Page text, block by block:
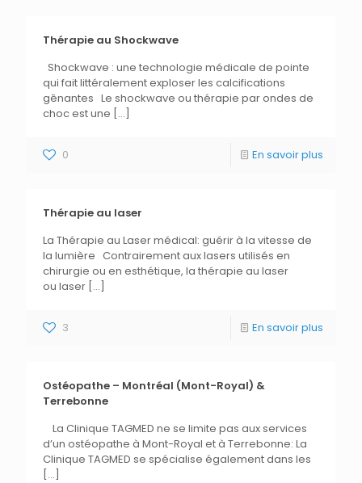
Thérapie au Shockwave
Shockwave : une technologie médicale de pointe
qui fait littéralement exploser les calcifications
gênantes Le shockwave ou thérapie par ondes de
choc est une […]
0 En savoir plus
Thérapie au laser
La Thérapie au Laser médical: guérir à la vitesse de
la lumière Contrairement aux lasers utilisés en
chirurgie ou en esthétique, la thérapie au laser
ou laser […]
3 En savoir plus
Ostéopathe – Montréal (Mont-Royal) &
Terrebonne
La Clinique TAGMED ne se limite pas aux services
d’un ostéopathe à Mont-Royal et à Terrebonne: La
Clinique TAGMED se spécialise également dans les
[…]